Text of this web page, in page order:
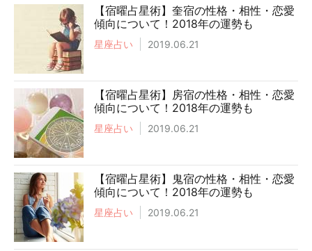
【宿曜占星術】奎宿の性格・相性・恋愛
傾向について！2018年の運勢も
星座占い 2019.06.21
【宿曜占星術】房宿の性格・相性・恋愛
傾向について！2018年の運勢も
星座占い 2019.06.21
【宿曜占星術】鬼宿の性格・相性・恋愛
傾向について！2018年の運勢も
星座占い 2019.06.21